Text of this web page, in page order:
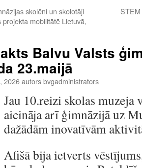
skolēni un skolotāji
mobilitātē Lietuvā,
Balvu Valsts
23.maijā
2026autorsbvgadministrators
Jau 10.reizi skolas muzeja
aicināja arī ģimnāzijā uz
dažādām inovatīvām
Afišā bija ietverts